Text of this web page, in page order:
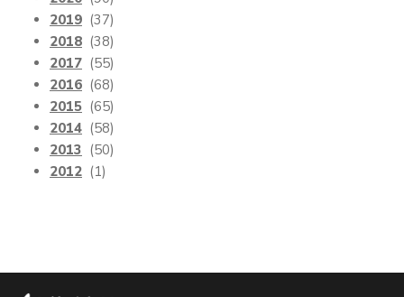
2019 (37)
2018 (38)
2017 (55)
2016 (68)
2015 (65)
2014 (58)
2013 (50)
2012 (1)